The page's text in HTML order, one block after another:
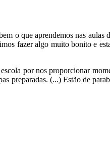
o que aprendemos nas aulas
fazer algo muito bonito e
por nos proporcionar
preparadas. (...) Estão de